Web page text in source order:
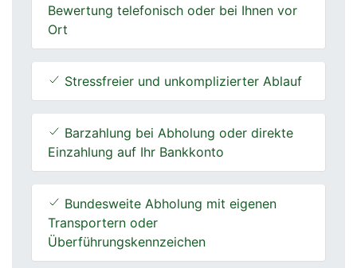
Bewertung telefonisch oder bei Ihnen vor
Ort
Stressfreier und unkomplizierter Ablauf
Barzahlung bei Abholung oder direkte
Einzahlung auf Ihr Bankkonto
Bundesweite Abholung mit eigenen
Transportern oder
Überführungskennzeichen